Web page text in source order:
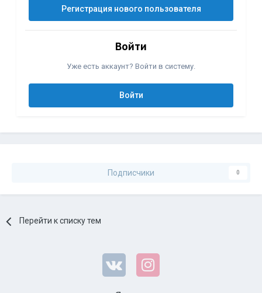
Регистрация нового пользователя
Войти
Уже есть аккаунт? Войти в систему.
Войти
Подписчики 0
Перейти к списку тем